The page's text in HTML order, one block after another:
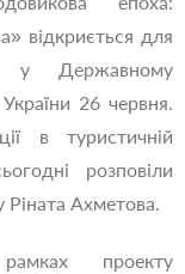
відкриється для
у Державному
26 червня.
в туристичній
розповіли
Ахметова.
проекту